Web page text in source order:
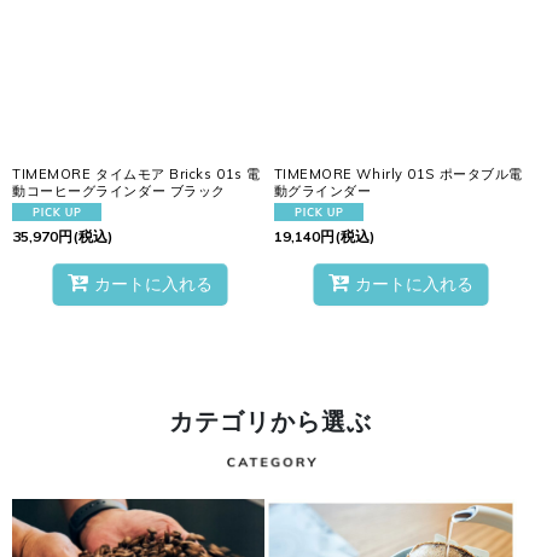
TIMEMORE タイムモア Bricks 01s 電
動コーヒーグラインダー ブラック
35,970円(税込)
カートに入れる
TIMEMORE Whirly 01S ポータブル電
動グラインダー
19,140円(税込)
カートに入れる
カテゴリから選ぶ